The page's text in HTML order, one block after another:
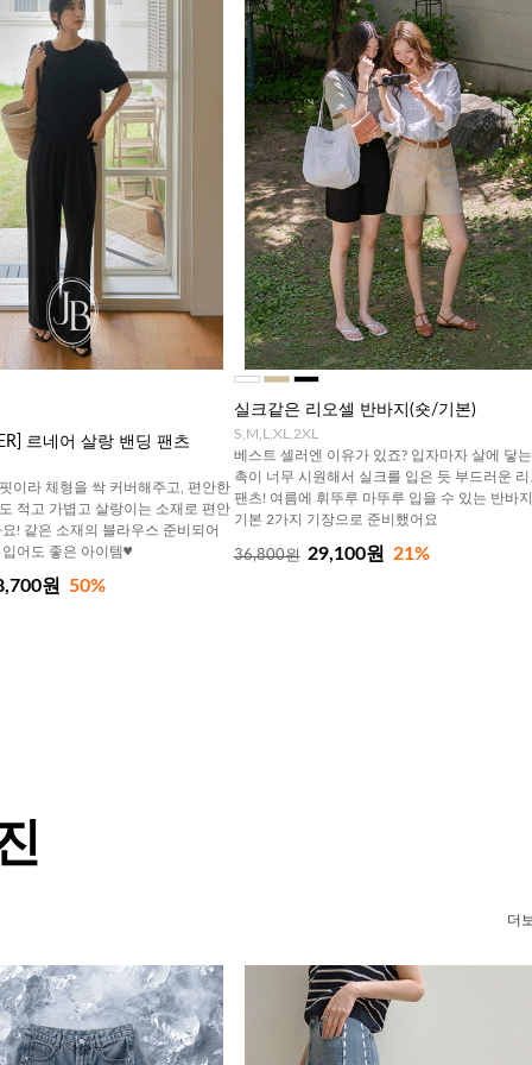
르네어 살랑 밴딩 팬츠
이라 체형을 싹 커버해주고, 편안한
적고 가볍고 살랑이는 소재로 편안
! 같은 소재의 블라우스 준비되어
어도 좋은 아이템♥
원 50%
실크같은 리오셀 반바지(숏/기본)
S,M,L,XL,2XL
베스트 셀러엔 이유가 있죠? 입자마자 살에 닿
촉이 너무 시원해서 실크를 입은 듯 부드러운 리
팬츠! 여름에 휘뚜루 마뚜루 입을 수 있는 반바
기본 2가지 기장으로 준비했어요
36,800원 29,100원 21%
더